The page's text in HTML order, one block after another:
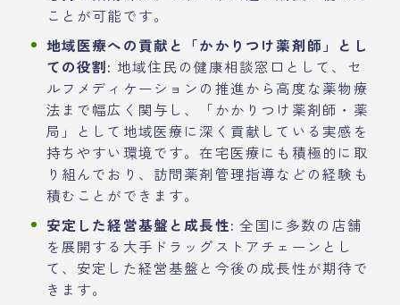
ことが可能です。
地域医療への貢献と「かかりつけ薬剤師」とし
ての役割: 地域住民の健康相談窓口として、セ
ルフメディケーションの推進から高度な薬物療
法まで幅広く関与し、「かかりつけ薬剤師・薬
局」として地域医療に深く貢献している実感を
持ちやすい環境です。在宅医療にも積極的に取
り組んでおり、訪問薬剤管理指導などの経験も
積むことができます。
安定した経営基盤と成長性: 全国に多数の店舗
を展開する大手ドラッグストアチェーンとし
て、安定した経営基盤と今後の成長性が期待で
きます。